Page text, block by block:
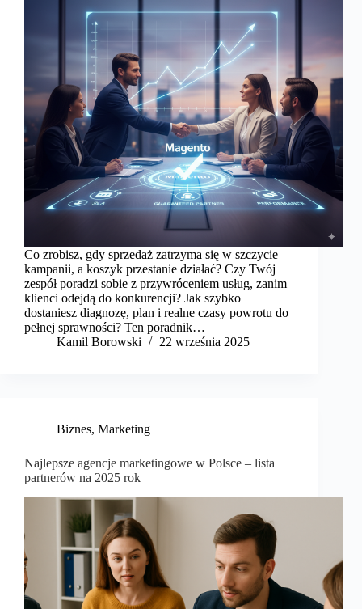
Co zrobisz, gdy sprzedaż zatrzyma się w szczycie
kampanii, a koszyk przestanie działać? Czy Twój
zespół poradzi sobie z przywróceniem usług, zanim
klienci odejdą do konkurencji? Jak szybko
dostaniesz diagnozę, plan i realne czasy powrotu do
pełnej sprawności? Ten poradnik…
Kamil Borowski
22 września 2025
Biznes, Marketing
Najlepsze agencje marketingowe w Polsce – lista
partnerów na 2025 rok